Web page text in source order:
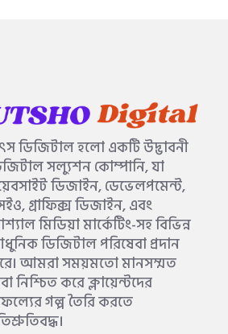
ডিজিটাল হলো একটি উদ্ভাবনী
সল্যুশন কোম্পানি, যা
ডিজাইন, ডেভেলপমেন্ট,
গ্রাফিক্স ডিজাইন, এবং
মিডিয়া মার্কেটিং-সহ বিভিন্ন
ডিজিটাল পরিষেবা প্রদান
আমরা সময়মতো মানসম্মত
নিশ্চিত করে ক্লায়েন্টদের
গল্প তৈরি করতে